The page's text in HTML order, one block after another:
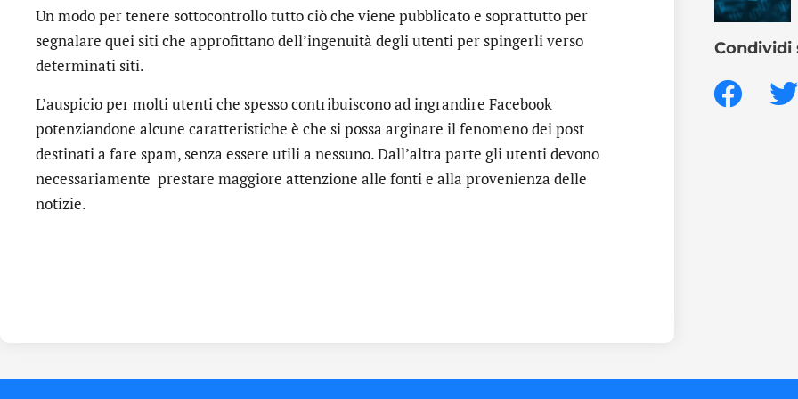
Un modo per tenere sottocontrollo tutto ciò che viene pubblicato e soprattutto per
segnalare quei siti che approfittano dell’ingenuità degli utenti per spingerli verso
determinati siti.
L’auspicio per molti utenti che spesso contribuiscono ad ingrandire Facebook
potenziandone alcune caratteristiche è che si possa arginare il fenomeno dei post
destinati a fare spam, senza essere utili a nessuno. Dall’altra parte gli utenti devono
necessariamente prestare maggiore attenzione alle fonti e alla provenienza delle
notizie.
Condividi